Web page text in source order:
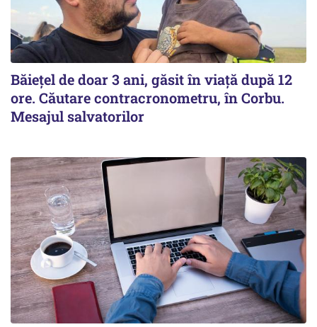
Băiețel de doar 3 ani, găsit în viață după 12
ore. Căutare contracronometru, în Corbu.
Mesajul salvatorilor